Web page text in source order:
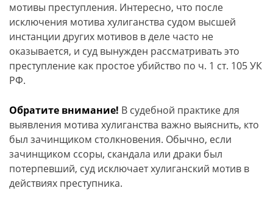
мотивы преступления. Интересно, что после
исключения мотива хулиганства судом высшей
инстанции других мотивов в деле часто не
оказывается, и суд вынужден рассматривать это
преступление как простое убийство по ч. 1 ст. 105 УК
РФ.
Обратите внимание! В судебной практике для
выявления мотива хулиганства важно выяснить, кто
был зачинщиком столкновения. Обычно, если
зачинщиком ссоры, скандала или драки был
потерпевший, суд исключает хулиганский мотив в
действиях преступника.